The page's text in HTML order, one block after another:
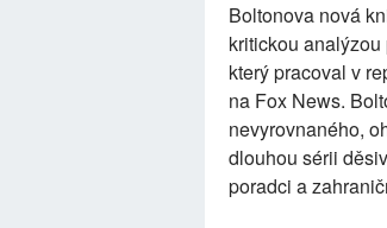
Boltonova nová
kritickou
který pracoval v
na Fox News.
nevyrovnaného,
dlouhou sérii
poradci a